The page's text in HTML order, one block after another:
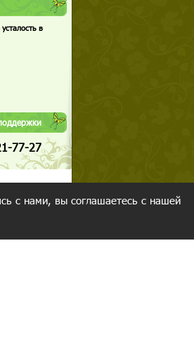
в
77-27
с нами, вы соглашаетесь с нашей